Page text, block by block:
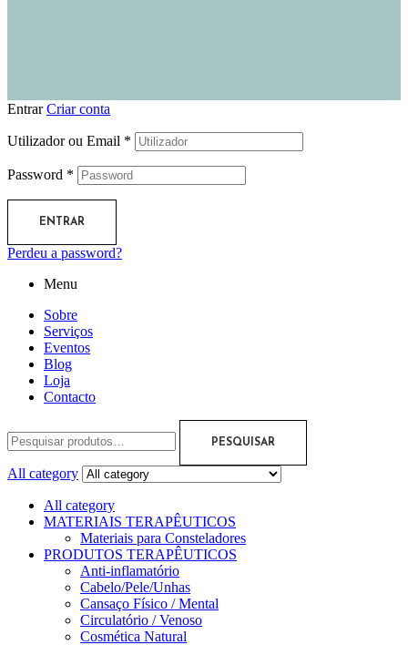
Entrar Criar conta
Utilizador ou Email *
Password *
ENTRAR
Perdeu a password?
Menu
Sobre
Serviços
Eventos
Blog
Loja
Contacto
PESQUISAR
All category
All category
MATERIAIS TERAPÊUTICOS
Materiais para Consteladores
PRODUTOS TERAPÊUTICOS
Anti-inflamatório
Cabelo/Pele/Unhas
Cansaço Físico / Mental
Circulatório / Venoso
Cosmética Natural